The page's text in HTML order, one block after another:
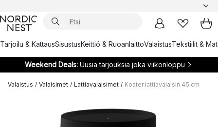
Tarjoilu & KattausSisustusKeittiö & RuoanlaittoValaistusTekstiilit &
Weekend Deals:Uusia tarjouksia joka viikonloppu
Valaistus / Valaisimet / Lattiavalaisimet / Koster lattiavalaisin 45 cm